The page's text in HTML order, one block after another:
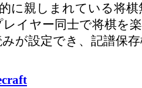
に親しまれている将
イヤー同士で将棋を
が設定でき、記譜保